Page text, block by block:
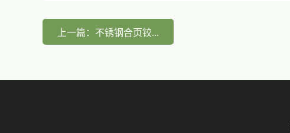
上一篇：不锈钢合页铰...